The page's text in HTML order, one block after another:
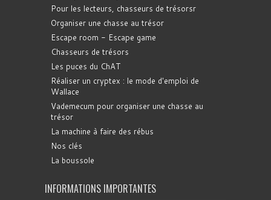
Pour les lecteurs, chasseurs de trésorsr
Organiser une chasse au trésor
Escape room - Escape game
Chasseurs de trésors
Les puces du ChAT
Réaliser un cryptex : le mode d'emploi de
Wallace
Vademecum pour organiser une chasse au
trésor
La machine à faire des rébus
Nos clés
La boussole
INFORMATIONS IMPORTANTES